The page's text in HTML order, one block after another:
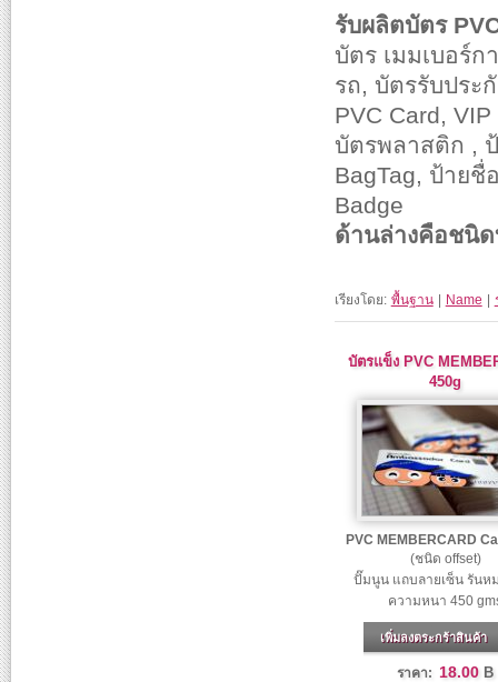
รับผลิตบัตร
บัตร เมมเบอร์
รถ, บัตรรับประ
PVC Card,
บัตรพลาสติก ,
BagTag, ป้ายชื่
Badge
ด้านล่างคือชนิด
เรียงโดย: พื้นฐาน Name
บัตรแข็ง PVC
450g
PVC MEMBERCARD
(ชนิด offset)
ปั๊มนูน แถบลายเซ็น รันห
ความหนา 450
เพิ่มลงตระกร้าสินค้า
ราคา: 18.00 B